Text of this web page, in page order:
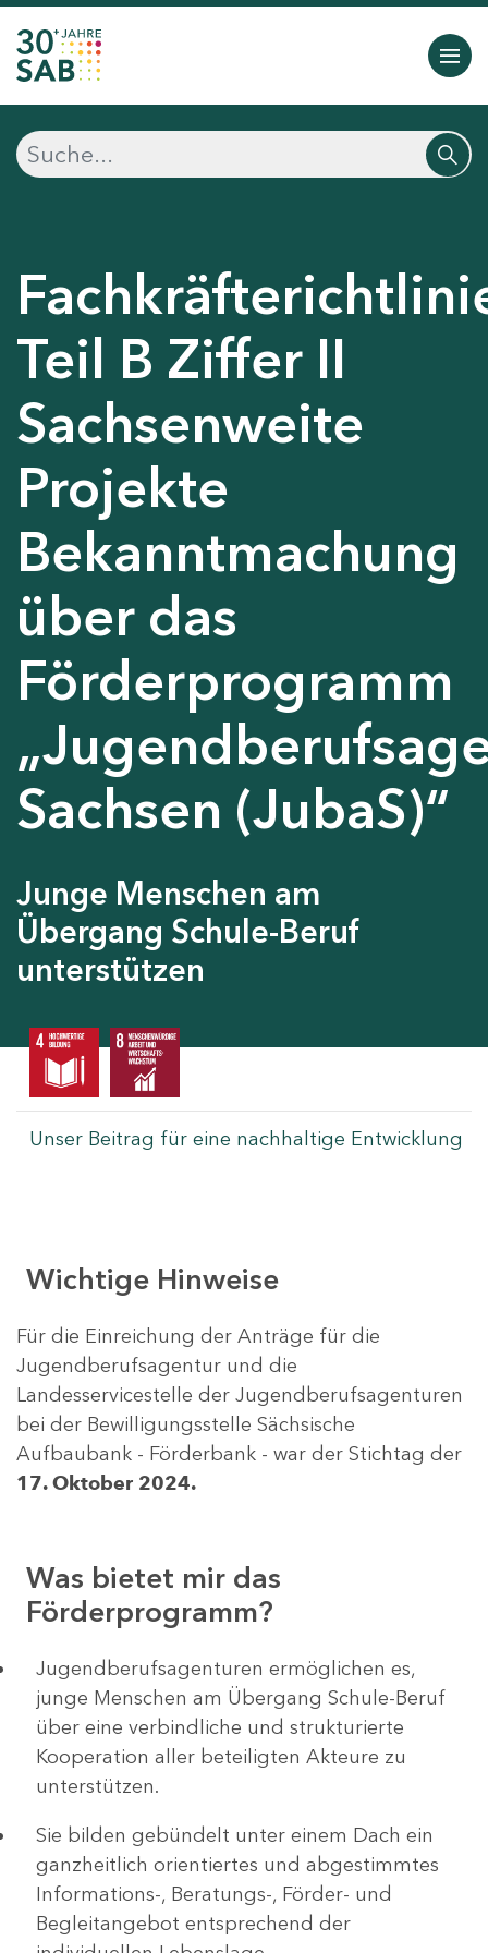
Teil B Ziffer II
Sachsenweite
Projekte
Bekanntmachung
über das
Förderprogramm
Sachsen (JubaS)“
Junge Menschen am
Übergang Schule-Beruf
unterstützen
Unser Beitrag für eine nachhaltige Entwicklung
Wichtige Hinweise
Für die Einreichung der Anträge für die
Jugendberufsagentur und die
Landesservicestelle der Jugendberufsagenturen
bei der Bewilligungsstelle Sächsische
Aufbaubank - Förderbank - war der Stichtag der
17. Oktober 2024.
Was bietet mir das
Förderprogramm?
Jugendberufsagenturen ermöglichen es,
junge Menschen am Übergang Schule-Beruf
über eine verbindliche und strukturierte
Kooperation aller beteiligten Akteure zu
unterstützen.
Sie bilden gebündelt unter einem Dach ein
ganzheitlich orientiertes und abgestimmtes
Informations-, Beratungs-, Förder- und
Begleitangebot entsprechend der